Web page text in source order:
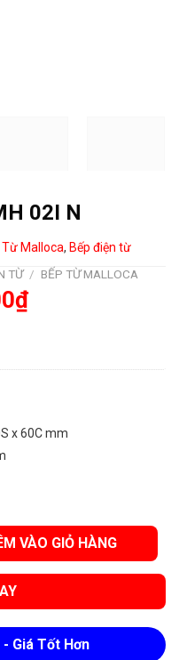
02I N
Từ Malloca, Bếp điện từ
TỪ / BẾP TỪ MALLOCA
₫Giá
x 60C mm
VÀO GIỎ HÀNG
Giá Tốt Hơn